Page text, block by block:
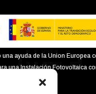
ayuda de la Union
una Instalación Fotovoltaica